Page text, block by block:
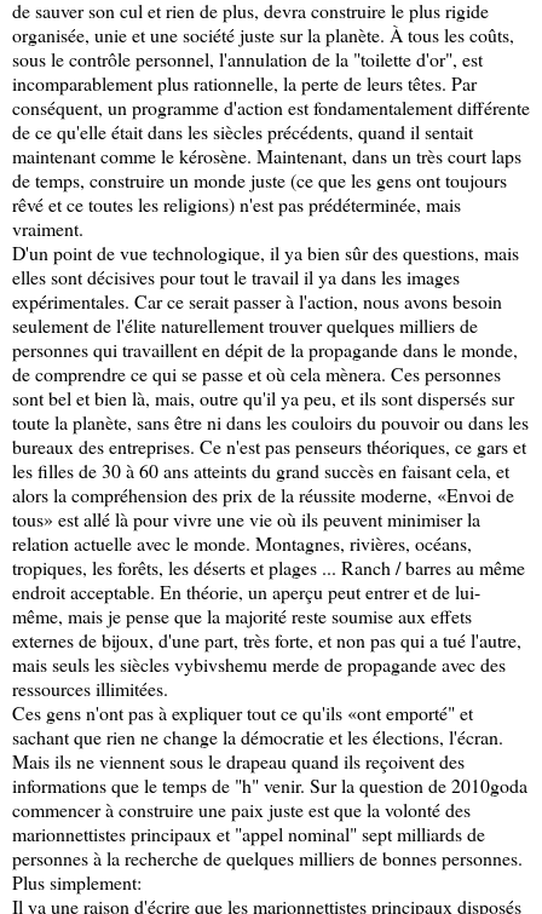
de sauver son cul et rien de plus, devra construire le plus rigide
organisée, unie et une société juste sur la planète. À tous les coûts,
sous le contrôle personnel, l'annulation de la "toilette d'or", est
incomparablement plus rationnelle, la perte de leurs têtes. Par
conséquent, un programme d'action est fondamentalement différente
de ce qu'elle était dans les siècles précédents, quand il sentait
maintenant comme le kérosène. Maintenant, dans un très court laps
de temps, construire un monde juste (ce que les gens ont toujours
rêvé et ce toutes les religions) n'est pas prédéterminée, mais
vraiment.
D'un point de vue technologique, il ya bien sûr des questions, mais
elles sont décisives pour tout le travail il ya dans les images
expérimentales. Car ce serait passer à l'action, nous avons besoin
seulement de l'élite naturellement trouver quelques milliers de
personnes qui travaillent en dépit de la propagande dans le monde,
de comprendre ce qui se passe et où cela mènera. Ces personnes
sont bel et bien là, mais, outre qu'il ya peu, et ils sont dispersés sur
toute la planète, sans être ni dans les couloirs du pouvoir ou dans les
bureaux des entreprises. Ce n'est pas penseurs théoriques, ce gars et
les filles de 30 à 60 ans atteints du grand succès en faisant cela, et
alors la compréhension des prix de la réussite moderne, «Envoi de
tous» est allé là pour vivre une vie où ils peuvent minimiser la
relation actuelle avec le monde. Montagnes, rivières, océans,
tropiques, les forêts, les déserts et plages ... Ranch / barres au même
endroit acceptable. En théorie, un aperçu peut entrer et de lui-
même, mais je pense que la majorité reste soumise aux effets
externes de bijoux, d'une part, très forte, et non pas qui a tué l'autre,
mais seuls les siècles vybivshemu merde de propagande avec des
ressources illimitées.
Ces gens n'ont pas à expliquer tout ce qu'ils «ont emporté" et
sachant que rien ne change la démocratie et les élections, l'écran.
Mais ils ne viennent sous le drapeau quand ils reçoivent des
informations que le temps de "h" venir. Sur la question de 2010goda
commencer à construire une paix juste est que la volonté des
marionnettistes principaux et "appel nominal" sept milliards de
personnes à la recherche de quelques milliers de bonnes personnes.
Plus simplement:
Il ya une raison d'écrire que les marionnettistes principaux disposés